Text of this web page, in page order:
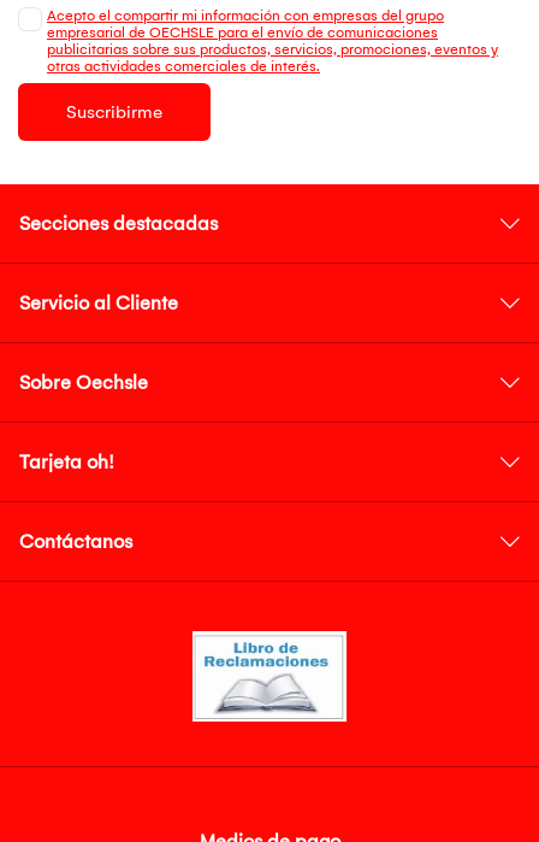
Acepto el compartir mi información con empresas del grupo
empresarial de OECHSLE para el envío de comunicaciones
publicitarias sobre sus productos, servicios, promociones, eventos y
otras actividades comerciales de interés.
Suscribirme
Secciones destacadas
Servicio al Cliente
Sobre Oechsle
Tarjeta oh!
Contáctanos